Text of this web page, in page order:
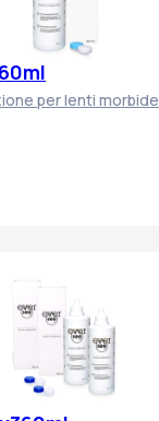
per lenti morbide